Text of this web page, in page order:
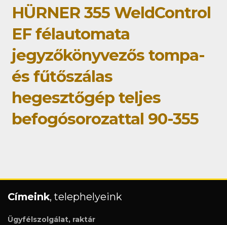
HÜRNER 355 WeldControl
EF félautomata
jegyzőkönyvezős tompa-
és fűtőszálas
hegesztőgép teljes
befogósorozattal 90-355
Címeink, telephelyeink
Ügyfélszolgálat, raktár